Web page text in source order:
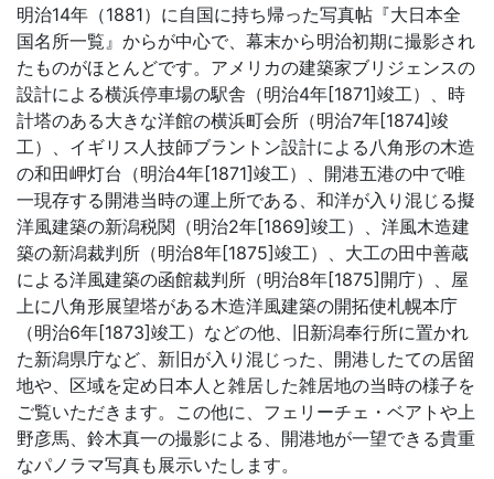
明治14年（1881）に自国に持ち帰った写真帖『大日本全
国名所一覧』からが中心で、幕末から明治初期に撮影され
たものがほとんどです。アメリカの建築家ブリジェンスの
設計による横浜停車場の駅舎（明治4年[1871]竣工）、時
計塔のある大きな洋館の横浜町会所（明治7年[1874]竣
工）、イギリス人技師ブラントン設計による八角形の木造
の和田岬灯台（明治4年[1871]竣工）、開港五港の中で唯
一現存する開港当時の運上所である、和洋が入り混じる擬
洋風建築の新潟税関（明治2年[1869]竣工）、洋風木造建
築の新潟裁判所（明治8年[1875]竣工）、大工の田中善蔵
による洋風建築の函館裁判所（明治8年[1875]開庁）、屋
上に八角形展望塔がある木造洋風建築の開拓使札幌本庁
（明治6年[1873]竣工）などの他、旧新潟奉行所に置かれ
た新潟県庁など、新旧が入り混じった、開港したての居留
地や、区域を定め日本人と雑居した雑居地の当時の様子を
ご覧いただきます。この他に、フェリーチェ・ベアトや上
野彦馬、鈴木真一の撮影による、開港地が一望できる貴重
なパノラマ写真も展示いたします。